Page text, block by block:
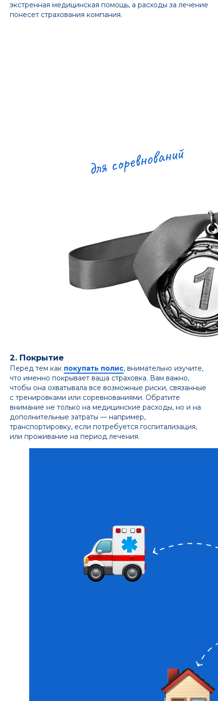
экстренная медицинская помощь, а расходы за лечение
понесет страхования компания.
2. Покрытие
Перед тем как покупать полис, внимательно изучите,
что именно покрывает ваша страховка. Вам важно,
чтобы она охватывала все возможные риски, связанные
с тренировками или соревнованиями. Обратите
внимание не только на медицинские расходы, но и на
дополнительные затраты — например,
транспортировку, если потребуется госпитализация,
или проживание на период лечения.